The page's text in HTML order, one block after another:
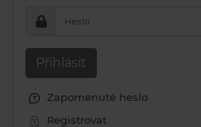
Heslo
Přihlásit
Zapomenuté heslo
Registrovat